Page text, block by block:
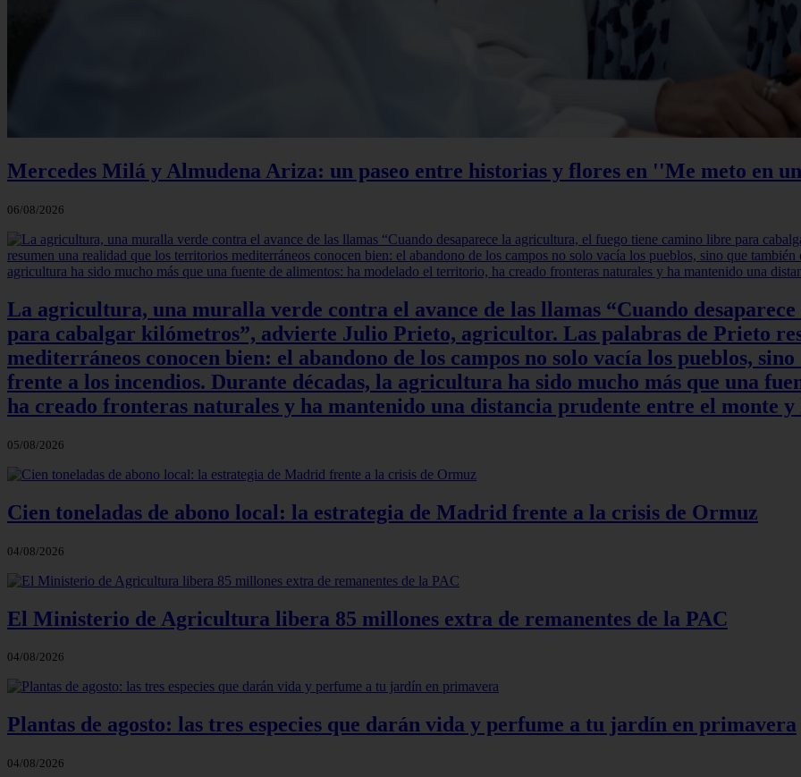
Mercedes Milá y Almudena Ariza: un paseo entre historias y flores en ''Me meto en
06/08/2026
La agricultura, una muralla verde contra el avance de las llamas “Cuando
para cabalgar kilómetros”, advierte Julio Prieto, agricultor. Las palabras de Prieto
mediterráneos conocen bien: el abandono de los campos no solo vacía los pueblos,
frente a los incendios. Durante décadas, la agricultura ha sido mucho más que una
ha creado fronteras naturales y ha mantenido una distancia prudente entre el monte y
05/08/2026
Cien toneladas de abono local: la estrategia de Madrid frente a la crisis de Ormuz
04/08/2026
El Ministerio de Agricultura libera 85 millones extra de remanentes de la PAC
04/08/2026
Plantas de agosto: las tres especies que darán vida y perfume a tu jardín en primavera
04/08/2026